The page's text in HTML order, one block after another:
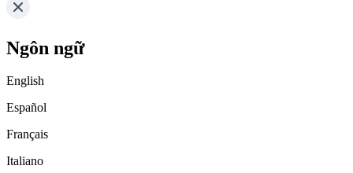
Ngôn ngữ
English
Español
Français
Italiano